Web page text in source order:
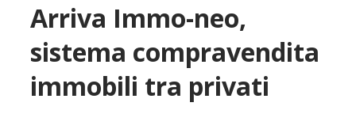
Arriva Immo-neo,
sistema compravendita
immobili tra privati